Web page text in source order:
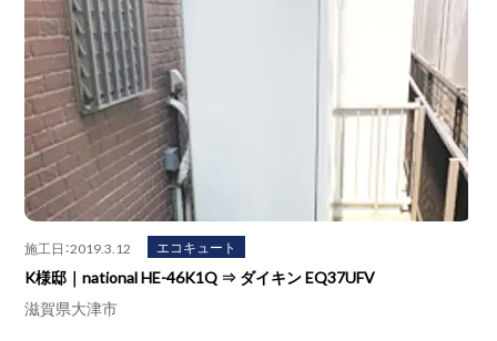
施工日：2019.3.12 エコキュート
K様邸｜national HE-46K1Q ⇒ ダイキン EQ37UFV
滋賀県大津市